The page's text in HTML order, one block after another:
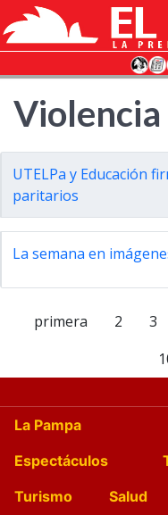
Violencia
UTELPa y Educación
paritarios
La semana en
primera 2 3
La Pampa
Espectáculos
Turismo
Salud